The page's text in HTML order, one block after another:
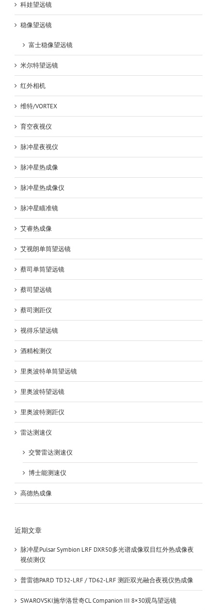
科娃望远镜
稳像望远镜
富士稳像望远镜
米尔特望远镜
红外相机
维特/VORTEX
育空夜视仪
脉冲星夜视仪
脉冲星热成像
脉冲星热成像仪
脉冲星瞄准镜
艾睿热成像
艾视朗单筒望远镜
蔡司单筒望远镜
蔡司望远镜
蔡司测距仪
视得乐望远镜
酒精检测仪
里奥波特单筒望远镜
里奥波特望远镜
里奥波特测距仪
雷达测速仪
交警雷达测速仪
博士能测速仪
高德热成像
近期文章
脉冲星Pulsar Symbion LRF DXR50多光谱成像双目红外热成像夜
视侦测仪
普雷德PARD TD32-LRF / TD62-LRF 测距双光融合夜视仪热成像
SWAROVSKI施华洛世奇CL Companion III 8×30观鸟望远镜